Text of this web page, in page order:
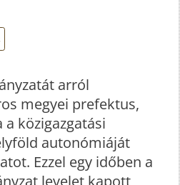
arról
megyei prefektus,
közigazgatási
autonómiáját
Ezzel egy időben a